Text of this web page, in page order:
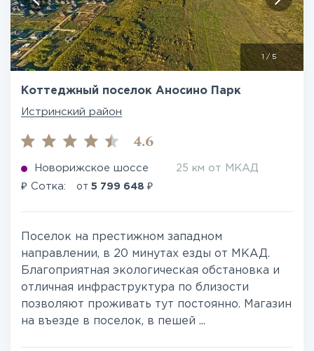
/ 5
Коттеджный поселок Аносино Парк
Истринский район
4.6
Новорижское шоссе 25 км от МКАД
₽ Сотка: от 5 799 648 ₽
Поселок на престижном западном
направлении, в 20 минутах езды от МКАД.
Благоприятная экологическая обстановка и
отличная инфраструктура по близости
позволяют проживать тут постоянно. Магазин
на въезде в поселок, в пешей ...